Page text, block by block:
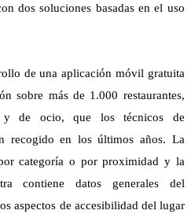
dos soluciones basadas en el uso
de una aplicación móvil gratuita
sobre más de 1.000 restaurantes,
y de ocio, que los técnicos de
recogido en los últimos años. La
categoría o por proximidad y la
contiene datos generales del
aspectos de accesibilidad del lugar